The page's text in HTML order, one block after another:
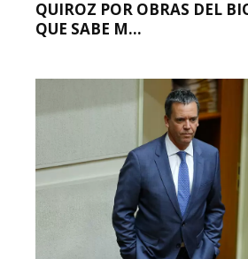
QUIROZ POR OBRAS DEL
QUE SABE M...